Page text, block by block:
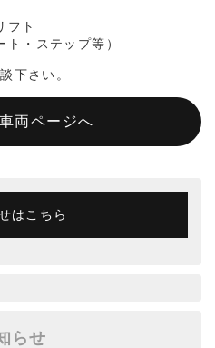
フト
・ステップ等）
下さい。
両ページへ
はこちら
らせ